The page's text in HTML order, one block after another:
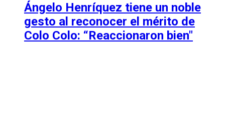
Ángelo Henríquez tiene un noble
gesto al reconocer el mérito de
Colo Colo: “Reaccionaron bien"